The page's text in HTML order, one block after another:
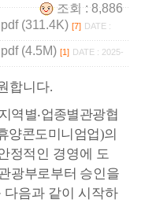
조회 : 8,886
(311.4K) [7] DATE :
(4.5M) [1] DATE : 2025-
합니다.
역별‧업종별관광협
양콘도미니엄업)의
정적인 경영에 도
광부로부터 승인을
다음과 같이 시작하